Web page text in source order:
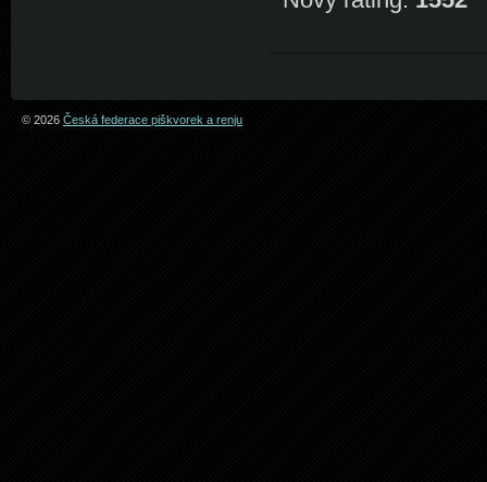
© 2026 Česká federace piškvorek a renju